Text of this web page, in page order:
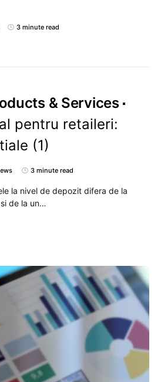
3 minute read
& Services
pentru retaileri:
(1)
3 minute read
la nivel de depozit difera de la
de la un…